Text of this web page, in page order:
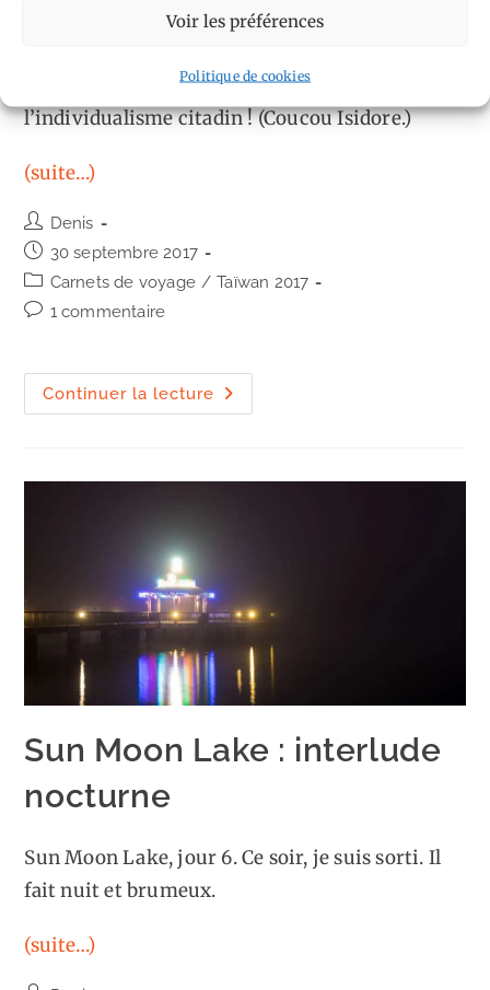
Voir les préférences
Politique de cookies
je quitte la campagne pour retrouver
la paisible ambiance de village, bonjour
l’individualisme citadin ! (Coucou Isidore.)
(suite…)
Auteur/autrice
de
publication :
Denis
Publication
publiée :
30 septembre 2017
Post
category:
Carnets de voyage / Taïwan 2017
Commentaires
publication :
1 commentaire
Continuer la lecture Taïwan,
Sun Moon Lake : interlude
nocturne
Sun Moon Lake, jour 6. Ce soir, je suis sorti. Il
fait nuit et brumeux.
(suite…)